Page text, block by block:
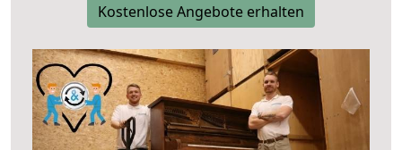
Kostenlose Angebote erhalten